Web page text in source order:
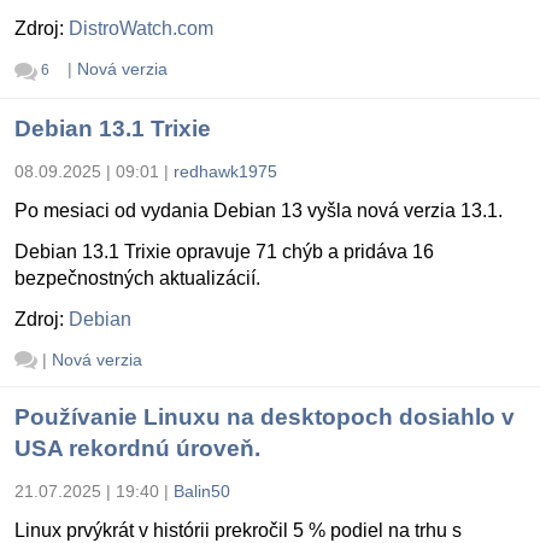
Zdroj: DistroWatch.com
6 | Nová verzia
Debian 13.1 Trixie
08.09.2025 | 09:01 | redhawk1975
Po mesiaci od vydania Debian 13 vyšla nová verzia 13.1.
Debian 13.1 Trixie opravuje 71 chýb a pridáva 16
bezpečnostných aktualizácií.
Zdroj: Debian
| Nová verzia
Používanie Linuxu na desktopoch dosiahlo v
USA rekordnú úroveň.
21.07.2025 | 19:40 | Balin50
Linux prvýkrát v histórii prekročil 5 % podiel na trhu s